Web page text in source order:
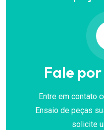
Fale
Entre em contato
Ensaio de peças
solicite